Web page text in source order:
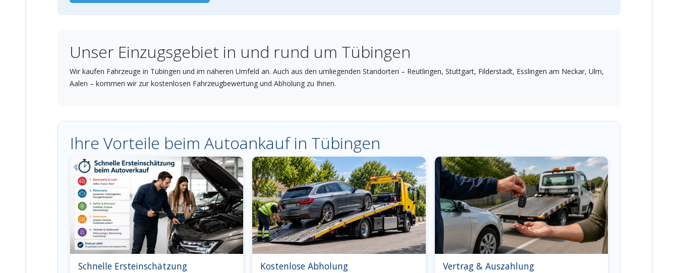
Unser Einzugsgebiet in und rund um Tübingen
Wir kaufen Fahrzeuge in Tübingen und im näheren Umfeld an. Auch aus den umliegenden Standorten – Reutlingen, Stuttgart, Filderstadt, Esslingen am Neckar, Ulm,
Aalen – kommen wir zur kostenlosen Fahrzeugbewertung und Abholung zu Ihnen.
Ihre Vorteile beim Autoankauf in Tübingen
Schnelle Ersteinschätzung Kostenlose Abholung Vertrag & Auszahlung